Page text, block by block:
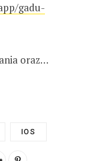
gadu-
oraz…
IOS